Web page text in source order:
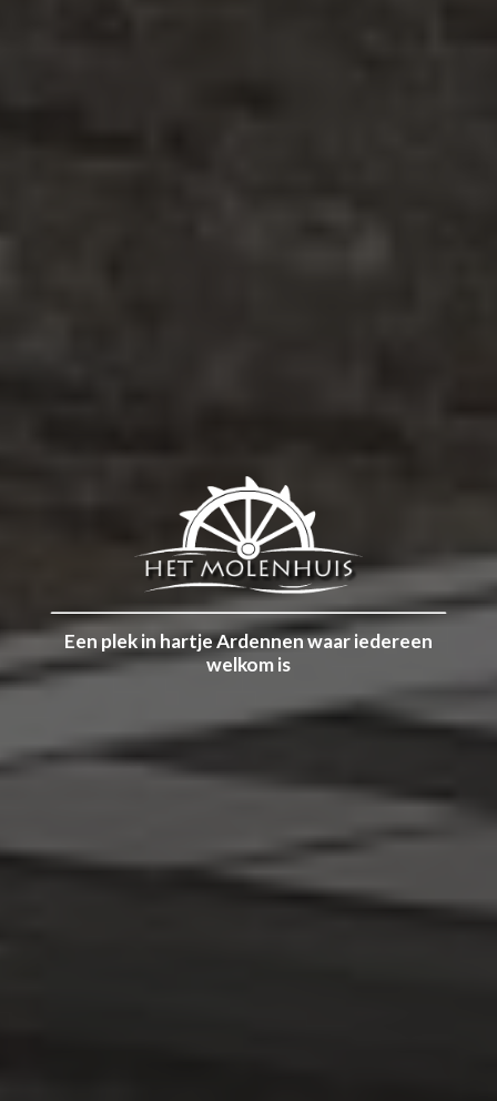
Een plek in hartje Ardennen waar iedereen
welkom is